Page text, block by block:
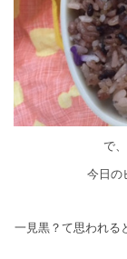
で
今日の
一見黒？て思われる